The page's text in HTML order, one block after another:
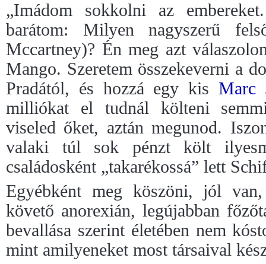
„Imádom sokkolni az
barátom: Milyen nagyszerű
Mccartney)? Én meg azt
Mango. Szeretem összekeverni a
Pradától, és hozzá egy kis Marc
milliókat el tudnál költeni
viseled őket, aztán megunod.
valaki túl sok pénzt költ
családosként „takarékossá” lett
Egyébként meg köszöni, jól
követő anorexián, legújabban
bevallása szerint életében nem
mint amilyeneket most társaival